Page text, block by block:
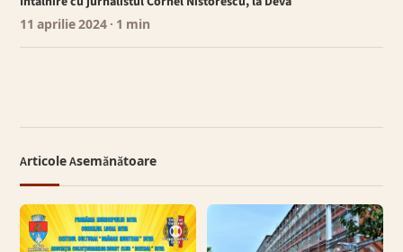
11 aprilie 2024 · 1 min
Articole Asemănătoare